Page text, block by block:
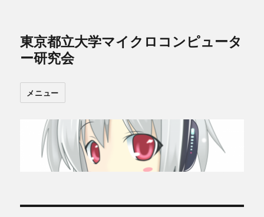
東京都立大学マイクロコンピュータ
ー研究会
メニュー